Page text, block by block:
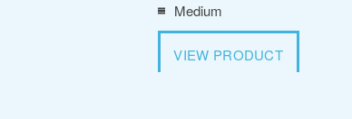
Medium
VIEW PRODUCT